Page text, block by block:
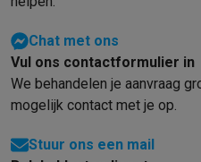
Chat met ons
Vul ons contactformulier in
We behandelen je aanvraag
mogelijk contact met je op.
Stuur ons een mail